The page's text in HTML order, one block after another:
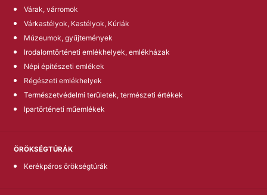
Várak, várromok
Várkastélyok, Kastélyok, Kúriák
Múzeumok, gyűjtemények
Irodalomtörténeti emlékhelyek, emlékházak
Népi építészeti emlékek
Régészeti emlékhelyek
Természetvédelmi területek, természeti értékek
Ipartörténeti műemlékek
ÖRÖKSÉGTÚRÁK
Kerékpáros örökségtúrák